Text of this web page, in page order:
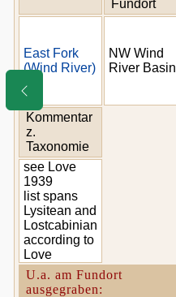
Fundort
East Fork
(Wind River)
NW Wind
River Basin
Kommentar
z.
Taxonomie
see Love
1939
list spans
Lysitean and
Lostcabinian
according to
Love
U.a. am Fundort
ausgegraben: